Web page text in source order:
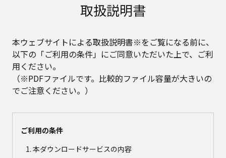
取扱説明書
本ウェブサイトによる取扱説明書※をご覧になる前に、
以下の「ご利用の条件」にご同意いただいた上で、ご利
用ください。
（※PDFファイルです。比較的ファイル容量が大きいの
でご注意ください。）
ご利用の条件
本ダウンロードサービスの内容